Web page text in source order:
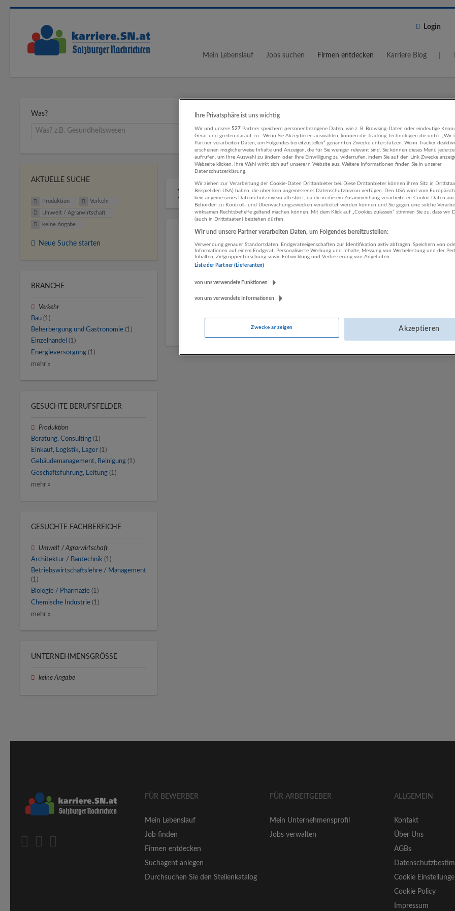
Login
Mein Lebenslauf Jobs suchen Firmen entdecken Karriere Blog
Was? Wo?
5 km
1 Produktion Verkehr Unternehmen
Bergheim bei Salzburg
Bau | Beherbergung und Gastronomie | Einzelhandel |
Gesundheitswesen | Herstellung von Waren | IT-Dienstleistungen |
Werbung und Marktforschung
AKTUELLE SUCHE
Produktion Verkehr
Umwelt / Agrarwirtschaft
keine Angabe
Neue Suche starten
BRANCHE
Verkehr
Bau (1)
Beherbergung und Gastronomie (1)
Einzelhandel (1)
Energieversorgung (1)
mehr »
GESUCHTE BERUFSFELDER
Produktion
Beratung, Consulting (1)
Einkauf, Logistik, Lager (1)
Gebäudemanagement, Reinigung (1)
Geschäftsführung, Leitung (1)
mehr »
GESUCHTE FACHBEREICHE
Umwelt / Agrarwirtschaft
Architektur / Bautechnik (1)
Betriebswirtschaftslehre / Management
(1)
Biologie / Pharmazie (1)
Chemische Industrie (1)
mehr »
UNTERNEHMENSGRÖSSE
keine Angabe
FÜR BEWERBER
Mein Lebenslauf
Job finden
Firmen entdecken
Suchagent anlegen
Durchsuchen Sie den Stellenkatalog
FÜR ARBEITGEBER
Mein Unternehmensprofil
Jobs verwalten
ALLGEMEIN
Kontakt
Über Uns
AGBs
Cookie
Cookie Policy
Impressum
Ihre Privatsphäre ist uns wichtig
Wir und unsere 527 Partner speichern personenbezogene Daten, wie z. B. Browsing-Daten oder eindeutige
Gerät und greifen darauf zu . Wenn Sie Akzeptieren auswählen, können die Tracking-Technologien die unter „Wir
Partner verarbeiten Daten, um Folgendes bereitzustellen“ genannten Zwecke unterstützen. Wenn Tracker
erscheinen möglicherweise Inhalte und Anzeigen, die für Sie weniger relevant sind. Sie können dieses Menü
aufrufen, um Ihre Auswahl zu ändern oder Ihre Einwilligung zu widerrufen, indem Sie auf den Link Zwecke
Webseite klicken. Ihre Wahl wirkt sich auf unsere/n Website aus. Weitere Informationen finden Sie in unserer
Datenschutzerklärung.
Wir ziehen zur Verarbeitung der Cookie-Daten Drittanbieter bei. Diese Drittanbieter können ihren Sitz in
Beispiel den USA) haben, die über kein angemessenes Datenschutzniveau verfügen. Den USA wird vom
kein angemessenes Datenschutzniveau attestiert, da die in diesem Zusammenhang verarbeiteten Cookie-Daten
Behörden zu Kontroll- und Überwachungszwecken verarbeitet werden können und Sie gegen eine solche
wirksamen Rechtsbehelfe geltend machen können. Mit dem Klick auf „Cookies zulassen“ stimmen Sie zu, dass wir
(auch in Drittstaaten) beiziehen dürfen.
Wir und unsere Partner verarbeiten Daten, um Folgendes bereitzustellen:
Verwendung genauer Standortdaten. Endgeräteeigenschaften zur Identifikation aktiv abfragen. Speichern von
Informationen auf einem Endgerät. Personalisierte Werbung und Inhalte, Messung von Werbeleistung und der
Inhalten, Zielgruppenforschung sowie Entwicklung und Verbesserung von Angeboten.
Liste der Partner (Lieferanten)
von uns verwendete Funktionen
von uns verwendete Informationen
Zwecke anzeigen Akzeptieren